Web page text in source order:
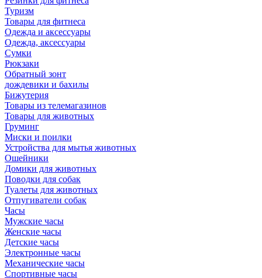
Туризм
Товары для фитнеса
Одежда и аксессуары
Одежда, аксессуары
Сумки
Рюкзаки
Обратный зонт
дождевики и бахилы
Бижутерия
Товары из телемагазинов
Товары для животных
Груминг
Миски и поилки
Устройства для мытья животных
Ошейники
Домики для животных
Поводки для собак
Туалеты для животных
Отпугиватели собак
Часы
Мужские часы
Женские часы
Детские часы
Электронные часы
Механические часы
Спортивные часы